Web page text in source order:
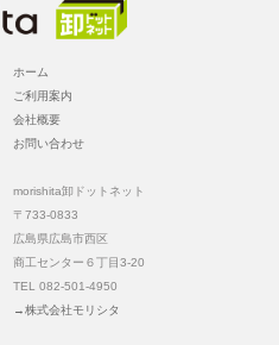
ホーム
ご利用案内
会社概要
お問い合わせ
morishita卸ドットネット
〒733-0833
広島県広島市西区
商工センター６丁目3-20
TEL 082-501-4950
→株式会社モリシタ